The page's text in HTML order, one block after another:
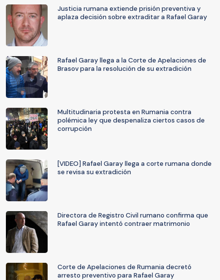
Justicia rumana extiende prisión preventiva y
aplaza decisión sobre extraditar a Rafael Garay
Rafael Garay llega a la Corte de Apelaciones de
Brasov para la resolución de su extradición
Multitudinaria protesta en Rumania contra
polémica ley que despenaliza ciertos casos de
corrupción
[VIDEO] Rafael Garay llega a corte rumana donde
se revisa su extradición
Directora de Registro Civil rumano confirma que
Rafael Garay intentó contraer matrimonio
Corte de Apelaciones de Rumania decretó
arresto preventivo para Rafael Garay